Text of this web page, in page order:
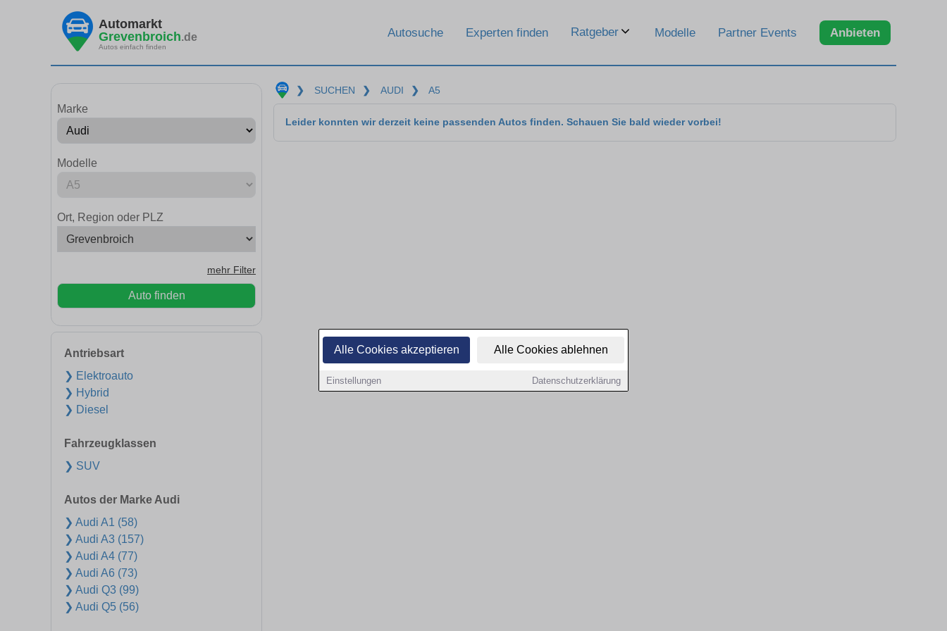
Alle Cookies akzeptieren Alle Cookies ablehnen
Einstellungen Datenschutzerklärung
Automarkt
Grevenbroich.de
Autos einfach finden
Autosuche Experten finden Ratgeber Modelle Partner Events Anbieten
Marke
Modelle
Ort, Region oder PLZ
mehr Filter
Auto finden
Antriebsart
❯ Elektroauto
❯ Hybrid
❯ Diesel
Fahrzeugklassen
❯ SUV
Autos der Marke Audi
❯ Audi A1 (58)
❯ Audi A3 (157)
❯ Audi A4 (77)
❯ Audi A6 (73)
❯ Audi Q3 (99)
❯ Audi Q5 (56)
❯ SUCHEN ❯ AUDI ❯ A5
Leider konnten wir derzeit keine passenden Autos finden. Schauen Sie bald wieder vorbei!